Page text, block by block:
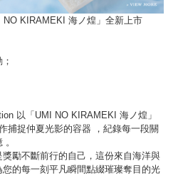
KIRAMEKI 海ノ煌」全新上市
以「UMI NO KIRAMEKI 海ノ煌」
捕捉仲夏光影的容器 ，紀錄每一段關
。
勵不斷前行的自己，這份來自海洋與
的每一刻平凡瞬間點綴璀璨奪目的光